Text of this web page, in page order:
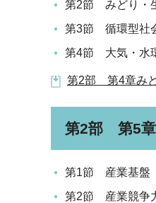
第2節 みどり・
第3節 循環型社
第4節 大気・水
第2部 第4章みど
第2部 第5章
第1節 産業基盤
第2節 産業競争